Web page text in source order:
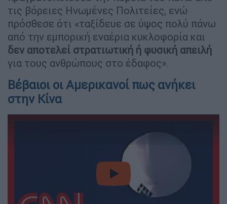
τις βόρειες Ηνωμένες Πολιτείες, ενώ
πρόσθεσε ότι «ταξίδευε σε ύψος πολύ πάνω
από την εμπορική εναέρια κυκλοφορία και
δεν αποτελεί στρατιωτική ή φυσική απειλή
για τους ανθρώπους στο έδαφος».
Βέβαιοι οι Αμερικανοί πως ανήκει
στην Κίνα
video